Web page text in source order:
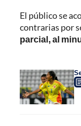
El público se
contrarias por
parcial, al